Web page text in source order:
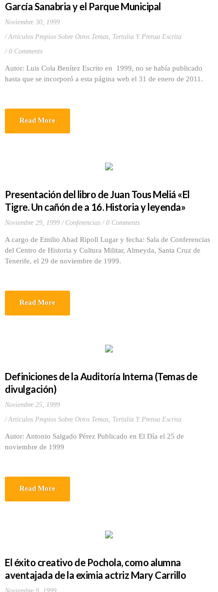
García Sanabria y el Parque Municipal
Noviembre 30, 1999
Artículos Propios Sobre Otros Temas, Tertulia Y Prensa Escrita
0 Comments
Autor: Luis Cola Benítez Escrito en 1999, no se había publicado
hasta que se incorporó a esta página web el 31 de enero de 2011.
Read More
Presentación del libro de Juan Tous Meliá «El
Tigre. Un cañón de a 16. Historia y leyenda»
Noviembre 29, 1999 Conferencias 0 Comments
A cargo de Emilio Abad Ripoll Lugar y fecha: Sala de Conferencias
del Centro de Historia y Cultura Militar, Almeyda, Santa Cruz de
Tenerife, el 29 de noviembre de 1999.
Read More
Definiciones de la Auditoría Interna (Temas de
divulgación)
Noviembre 25, 1999
Artículos Propios Sobre Otros Temas, Tertulia Y Prensa Escrita
Autor: Antonio Salgado Pérez Publicado en El Día el 25 de
noviembre de 1999
Read More
El éxito creativo de Pochola, como alumna
aventajada de la eximia actriz Mary Carrillo